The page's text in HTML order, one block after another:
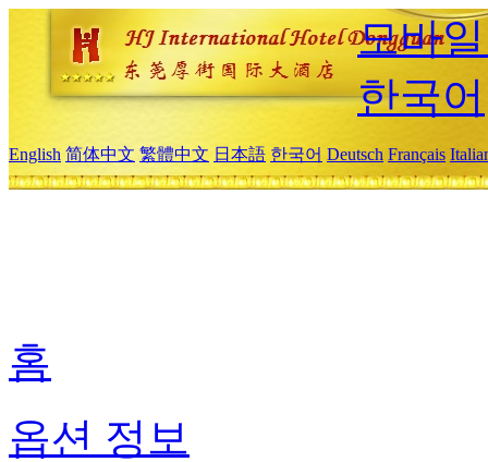
모바
한국어
English 简体中文 繁體中文 日本語 한국어 Deutsch Français
홈
옵션 정보